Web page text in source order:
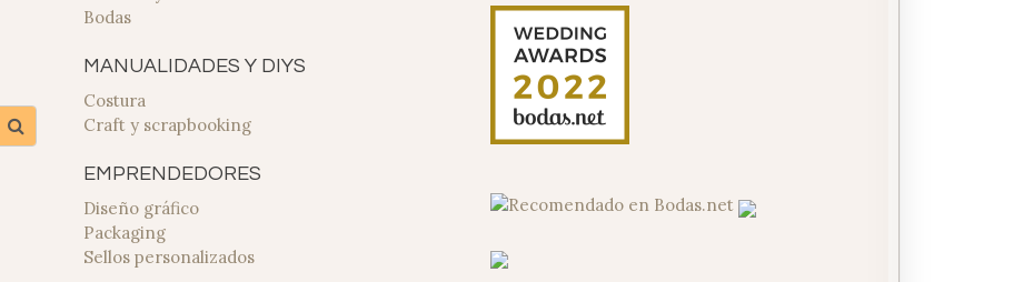
Bodas
MANUALIDADES Y DIYS
Costura
Craft y scrapbooking
EMPRENDEDORES
Diseño gráfico
Packaging
Sellos personalizados